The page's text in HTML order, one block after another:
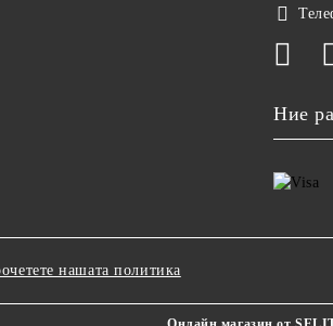
Ние
нашата политика